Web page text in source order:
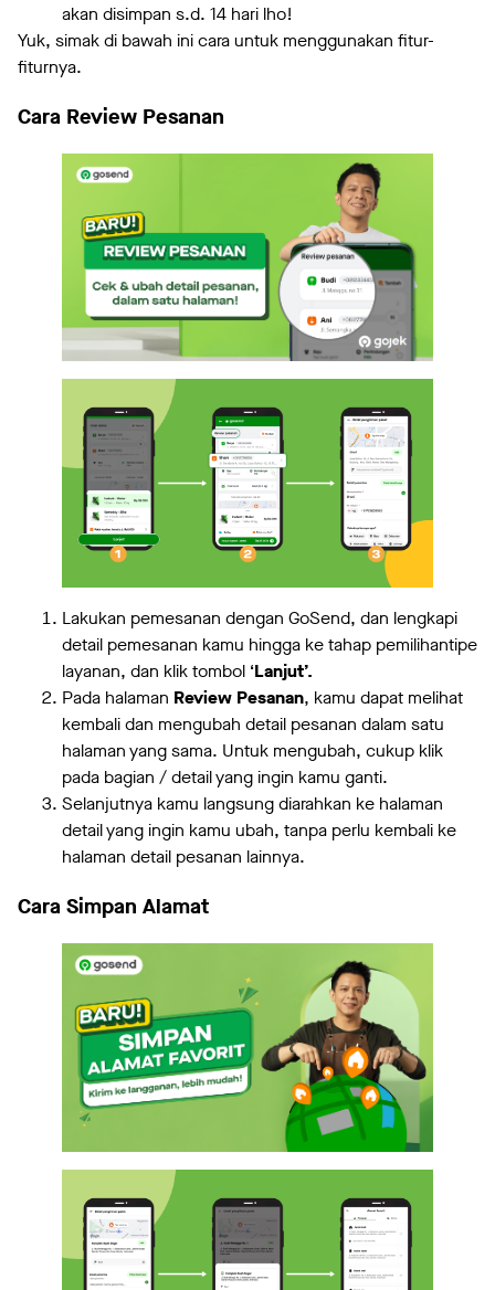
akan disimpan s.d. 14 hari lho!
Yuk, simak di bawah ini cara untuk menggunakan fitur-
fiturnya.
Cara Review Pesanan
Lakukan pemesanan dengan GoSend, dan lengkapi
detail pemesanan kamu hingga ke tahap pemilihantipe
layanan, dan klik tombol ‘Lanjut’.
Pada halaman Review Pesanan, kamu dapat melihat
kembali dan mengubah detail pesanan dalam satu
halaman yang sama. Untuk mengubah, cukup klik
pada bagian / detail yang ingin kamu ganti.
Selanjutnya kamu langsung diarahkan ke halaman
detail yang ingin kamu ubah, tanpa perlu kembali ke
halaman detail pesanan lainnya.
Cara Simpan Alamat